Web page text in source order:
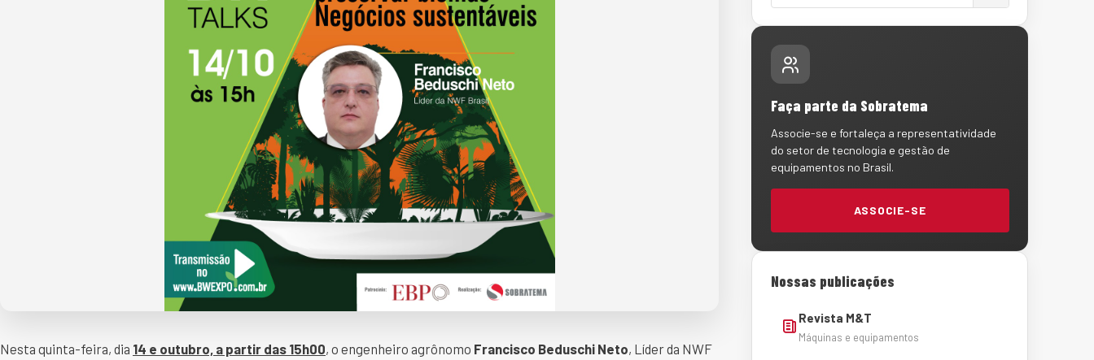
Nesta quinta-feira, dia 14 e outubro, a partir das 15h00, o engenheiro agrônomo Francisco Beduschi Neto, Líder da NWF
Faça parte da Sobratema
Associe-se e fortaleça a representatividade
do setor de tecnologia e gestão de
equipamentos no Brasil.
ASSOCIE-SE
Nossas publicações
Revista M&T
Máquinas e equipamentos